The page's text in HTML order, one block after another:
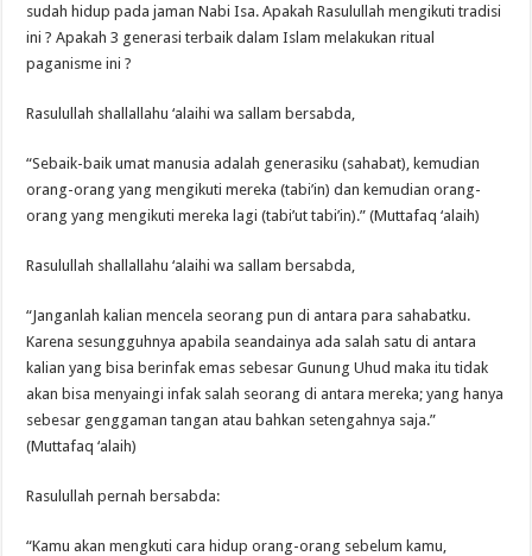
sudah hidup pada jaman Nabi Isa. Apakah Rasulullah mengikuti tradisi
ini ? Apakah 3 generasi terbaik dalam Islam melakukan ritual
paganisme ini ?
Rasulullah shallallahu ‘alaihi wa sallam bersabda,
“Sebaik-baik umat manusia adalah generasiku (sahabat), kemudian
orang-orang yang mengikuti mereka (tabi’in) dan kemudian orang-
orang yang mengikuti mereka lagi (tabi’ut tabi’in).” (Muttafaq ‘alaih)
Rasulullah shallallahu ‘alaihi wa sallam bersabda,
“Janganlah kalian mencela seorang pun di antara para sahabatku.
Karena sesungguhnya apabila seandainya ada salah satu di antara
kalian yang bisa berinfak emas sebesar Gunung Uhud maka itu tidak
akan bisa menyaingi infak salah seorang di antara mereka; yang hanya
sebesar genggaman tangan atau bahkan setengahnya saja.”
(Muttafaq ‘alaih)
Rasulullah pernah bersabda:
“Kamu akan mengkuti cara hidup orang-orang sebelum kamu,